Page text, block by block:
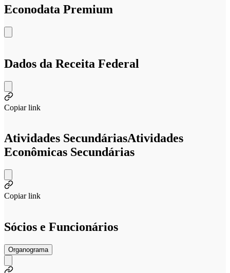
Econodata Premium
Dados da Receita Federal
Copiar link
Atividades SecundáriasAtividades
Econômicas Secundárias
Copiar link
Sócios e Funcionários
Organograma